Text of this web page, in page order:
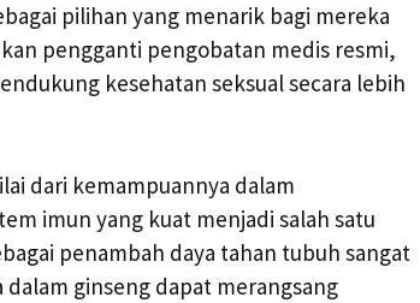
pilihan yang menarik bagi mereka
pengganti pengobatan medis resmi,
kesehatan seksual secara lebih
dari kemampuannya dalam
imun yang kuat menjadi salah satu
penambah daya tahan tubuh sangat
ginseng dapat merangsang